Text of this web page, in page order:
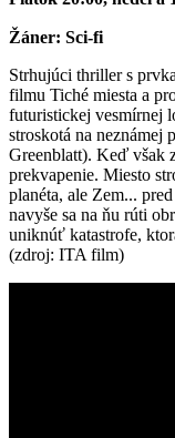
Žáner: Sci-fi
Strhujúci thriller s
filmu Tiché miesta a
futuristickej vesmírnej
stroskotá na neznámej
Greenblatt). Keď však
prekvapenie. Miesto
planéta, ale Zem...
navyše sa na ňu rúti
uniknúť katastrofe,
(zdroj: ITA film)